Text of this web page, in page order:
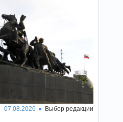
посадки один из
покинуть самолет.
что они обратили
поведение мужчины
«Тень Сталина
над Кремлем»: что ждет
Россию после ухода
Путина
Транзит власти в РФ после
Путина будет решаться
07.08.2026 Выбор редакции